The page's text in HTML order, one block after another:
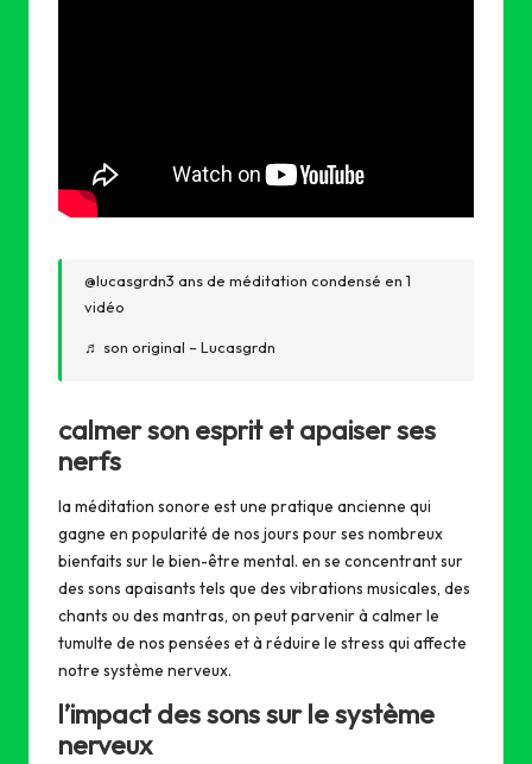
@lucasgrdn3 ans de méditation condensé en 1
vidéo
♬ son original – Lucasgrdn
calmer son esprit et apaiser ses
nerfs
la méditation sonore est une pratique ancienne qui
gagne en popularité de nos jours pour ses nombreux
bienfaits sur le bien-être mental. en se concentrant sur
des sons apaisants tels que des vibrations musicales, des
chants ou des mantras, on peut parvenir à calmer le
tumulte de nos pensées et à réduire le stress qui affecte
notre système nerveux.
l’impact des sons sur le système
nerveux